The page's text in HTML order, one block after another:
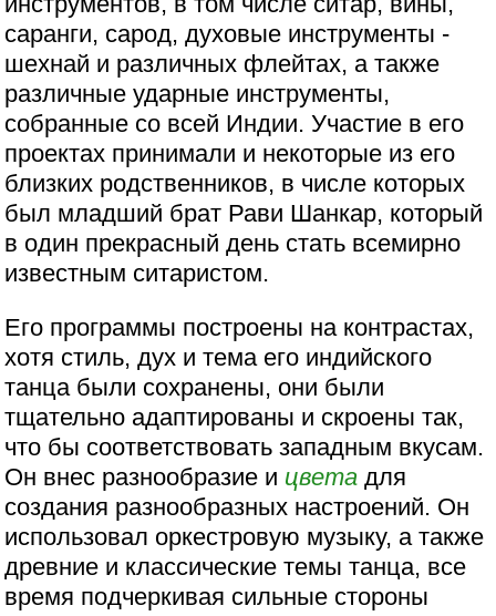
саранги, сарод, духовые инструменты -
шехнай и различных флейтах, а также
различные ударные инструменты,
собранные со всей Индии. Участие в его
проектах принимали и некоторые из его
близких родственников, в числе которых
был младший брат Рави Шанкар, который
в один прекрасный день стать всемирно
известным ситаристом.
Его программы построены на контрастах,
хотя стиль, дух и тема его индийского
танца были сохранены, они были
тщательно адаптированы и скроены так,
что бы соответствовать западным вкусам.
Он внес разнообразие и цвета для
создания разнообразных настроений. Он
использовал оркестровую музыку, а также
древние и классические темы танца, все
время подчеркивая сильные стороны